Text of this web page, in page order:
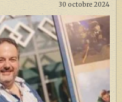
30 octobre 2024